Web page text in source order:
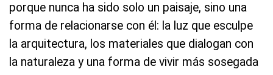
porque nunca ha sido solo un paisaje, sino una
forma de relacionarse con él: la luz que esculpe
la arquitectura, los materiales que dialogan con
la naturaleza y una forma de vivir más sosegada